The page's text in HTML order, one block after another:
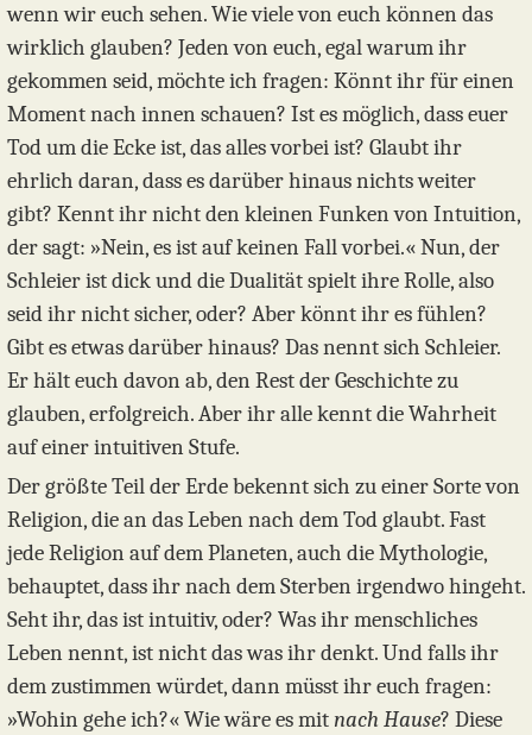
wenn wir euch sehen. Wie viele von euch können das
wirklich glauben? Jeden von euch, egal warum ihr
gekommen seid, möchte ich fragen: Könnt ihr für einen
Moment nach innen schauen? Ist es möglich, dass euer
Tod um die Ecke ist, das alles vorbei ist? Glaubt ihr
ehrlich daran, dass es darüber hinaus nichts weiter
gibt? Kennt ihr nicht den kleinen Funken von Intuition,
der sagt: »Nein, es ist auf keinen Fall vorbei.« Nun, der
Schleier ist dick und die Dualität spielt ihre Rolle, also
seid ihr nicht sicher, oder? Aber könnt ihr es fühlen?
Gibt es etwas darüber hinaus? Das nennt sich Schleier.
Er hält euch davon ab, den Rest der Geschichte zu
glauben, erfolgreich. Aber ihr alle kennt die Wahrheit
auf einer intuitiven Stufe.
Der größte Teil der Erde bekennt sich zu einer Sorte von
Religion, die an das Leben nach dem Tod glaubt. Fast
jede Religion auf dem Planeten, auch die Mythologie,
behauptet, dass ihr nach dem Sterben irgendwo hingeht.
Seht ihr, das ist intuitiv, oder? Was ihr menschliches
Leben nennt, ist nicht das was ihr denkt. Und falls ihr
dem zustimmen würdet, dann müsst ihr euch fragen:
»Wohin gehe ich?« Wie wäre es mit nach Hause? Diese